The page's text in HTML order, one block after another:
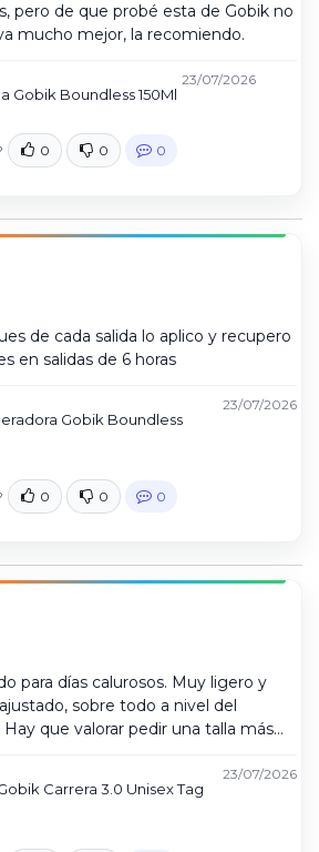
pero de que probé esta de Gobik no
mucho mejor, la recomiendo.
Gobik Boundless 150Ml
23/07/2026
0 0 0
de cada salida lo aplico y recupero
en salidas de 6 horas
Gobik Boundless
23/07/2026
0 0 0
para días calurosos. Muy ligero y
sobre todo a nivel del
que valorar pedir una talla más
Carrera 3.0 Unisex Tag
23/07/2026